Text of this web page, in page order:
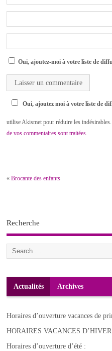
Oui, ajoutez-moi à votre liste de
Oui, ajoutez moi à votre liste de
utilise Akismet pour réduire les
de vos commentaires sont traitées.
«Brocante des enfants
Recherche
Actualités Archives
Horaires d’ouverture vacances de
HORAIRES VACANCES
Horaires d’ouverture d’été :